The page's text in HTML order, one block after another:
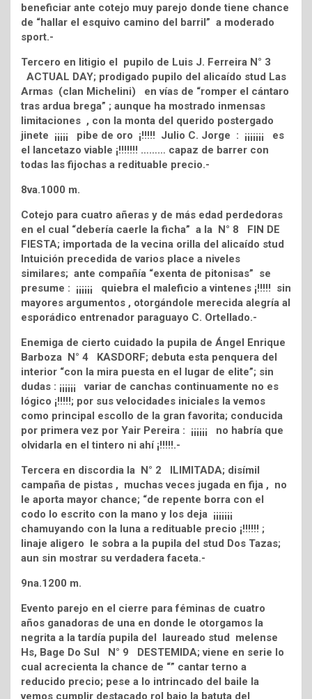
beneficiar ante cotejo muy parejo donde tiene chance
de “hallar el esquivo camino del barril” a moderado
sport.-
Tercero en litigio el pupilo de Luis J. Ferreira N° 3
ACTUAL DAY; prodigado pupilo del alicaído stud Las
Armas (clan Michelini) en vías de “romper el cántaro
tras ardua brega” ; aunque ha mostrado inmensas
limitaciones , con la monta del querido postergado
jinete ¡¡¡¡¡ pibe de oro ¡!!!!! Julio C. Jorge : ¡¡¡¡¡¡¡ es
el lancetazo viable ¡!!!!!!! ……… capaz de barrer con
todas las fijochas a redituable precio.-
8va.1000 m.
Cotejo para cuatro añeras y de más edad perdedoras
en el cual “debería caerle la ficha” a la N° 8 FIN DE
FIESTA; importada de la vecina orilla del alicaído stud
Intuición precedida de varios place a niveles
similares; ante compañía “exenta de pitonisas” se
presume : ¡¡¡¡¡¡ quiebra el maleficio a vintenes ¡!!!!! sin
mayores argumentos , otorgándole merecida alegría al
esporádico entrenador paraguayo C. Ortellado.-
Enemiga de cierto cuidado la pupila de Ángel Enrique
Barboza N° 4 KASDORF; debuta esta penquera del
interior “con la mira puesta en el lugar de elite”; sin
dudas : ¡¡¡¡¡¡ variar de canchas continuamente no es
lógico ¡!!!!!; por sus velocidades iniciales la vemos
como principal escollo de la gran favorita; conducida
por primera vez por Yair Pereira : ¡¡¡¡¡¡ no habría que
olvidarla en el tintero ni ahí ¡!!!!!.-
Tercera en discordia la N° 2 ILIMITADA; disímil
campaña de pistas , muchas veces jugada en fija , no
le aporta mayor chance; “de repente borra con el
codo lo escrito con la mano y los deja ¡¡¡¡¡¡¡
chamuyando con la luna a redituable precio ¡!!!!!! ;
linaje aligero le sobra a la pupila del stud Dos Tazas;
aun sin mostrar su verdadera faceta.-
9na.1200 m.
Evento parejo en el cierre para féminas de cuatro
años ganadoras de una en donde le otorgamos la
negrita a la tardía pupila del laureado stud melense
Hs, Bage Do Sul N° 9 DESTEMIDA; viene en serie lo
cual acrecienta la chance de “” cantar terno a
reducido precio; pese a lo intrincado del baile la
vemos cumplir destacado rol bajo la batuta del